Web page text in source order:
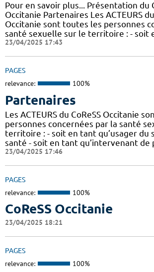
Pour en savoir plus... Présentation du
Occitanie Partenaires Les ACTEURS
Occitanie sont toutes les personnes
santé sexuelle sur le territoire : - soit
23/04/2025 17:43
PAGES
relevance: 100%
Partenaires
Les ACTEURS du CoReSS Occitanie
personnes concernées par la santé
territoire : - soit en tant qu’usager du
santé - soit en tant qu’intervenant de
23/04/2025 17:46
PAGES
relevance: 100%
CoReSS Occitanie
23/04/2025 18:21
PAGES
relevance: 100%